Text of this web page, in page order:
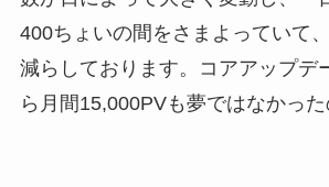
400ちょいの間をさまよっていて
減らしております。コアアップデ
ら月間15,000PVも夢ではなかった